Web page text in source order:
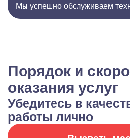
Мы успешно обслуживаем
Порядок и
оказания услуг
Убедитесь в
работы лично